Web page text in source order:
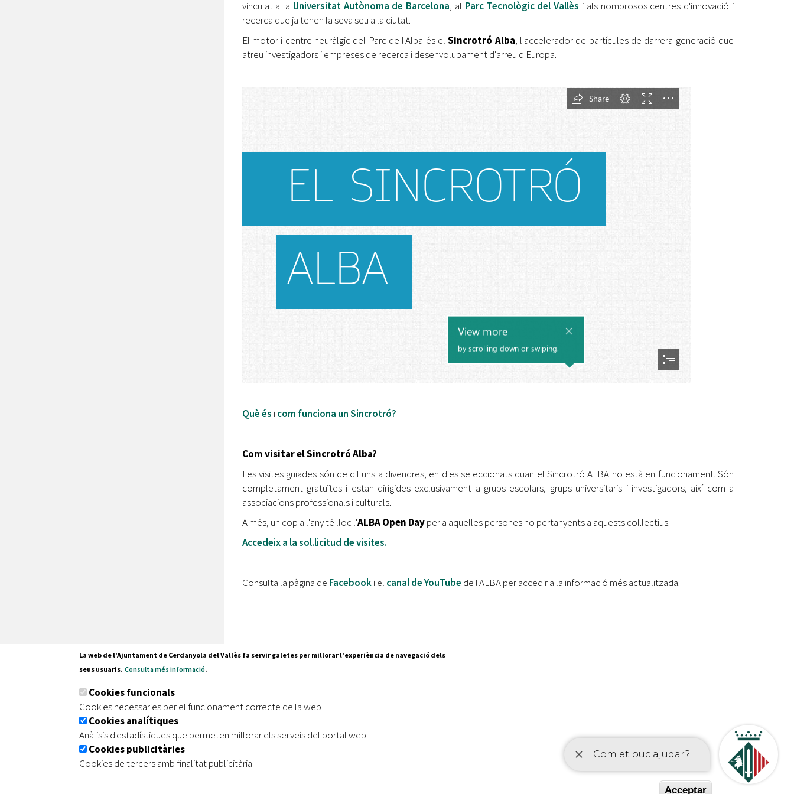
vinculat a la Universitat Autònoma de Barcelona, al Parc Tecnològic del Vallès i als nombrosos centres d'innovació i
recerca que ja tenen la seva seu a la ciutat.
El motor i centre neuràlgic del Parc de l'Alba és elSincrotró Alba, l'accelerador de partícules de darrera generació que
atreu investigadors i empreses de recerca i desenvolupament d'arreu d'Europa.
Què és icom funciona un Sincrotró?
Com visitar el Sincrotró Alba?
Les visites guiades són de dilluns a divendres, en dies seleccionats quan el Sincrotró ALBA no està en funcionament. Són
completament gratuïtes i estan dirigides exclusivament a grups escolars, grups universitaris i investigadors, així com a
associacions professionals i culturals.
A més, un cop a l'any té lloc l'ALBA Open Dayper a aquelles persones no pertanyents a aquests col.lectius.
Accedeix a la sol.licitud de visites.
Consulta la pàgina de Facebooki el canal de YouTube de l'ALBA per accedir a la informació més actualitzada.
Tel. 935 80 88 88
| Avís legal | Protecció de dades
La web de l'Ajuntament de Cerdanyola del Vallès fa servir galetes per millorar l'experiència de navegació dels
seus usuaris. Consulta més informació.
Cookies funcionals
Cookies necessaries per el funcionament correcte de la web
Cookies analítiques
Anàlisis d'estadístiques que permeten millorar els serveis del portal web
Cookies publicitàries
Cookies de tercers amb finalitat publicitària
Acceptar